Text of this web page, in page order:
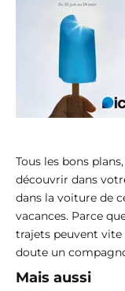
Tous les bons
découvrir dans
dans la voiture de
vacances. Parce
trajets peuvent vite
doute un
Mais aussi